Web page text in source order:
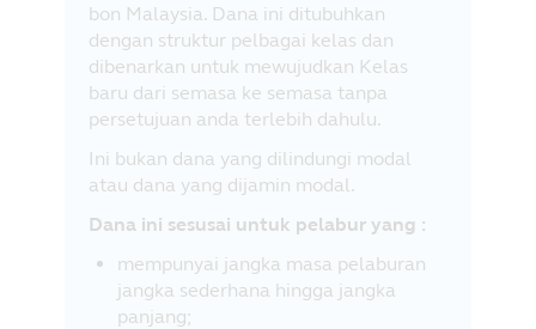
bon Malaysia. Dana ini ditubuhkan
dengan struktur pelbagai kelas dan
dibenarkan untuk mewujudkan Kelas
baru dari semasa ke semasa tanpa
persetujuan anda terlebih dahulu.
Ini bukan dana yang dilindungi modal
atau dana yang dijamin modal.
Dana ini sesusai untuk pelabur yang :
mempunyai jangka masa pelaburan
jangka sederhana hingga jangka
panjang;